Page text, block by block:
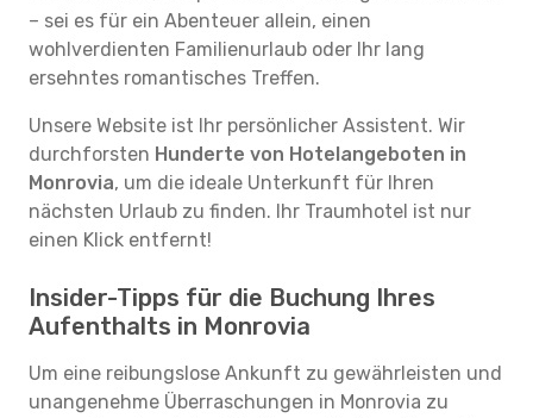
– sei es für ein Abenteuer allein, einen
wohlverdienten Familienurlaub oder Ihr lang
ersehntes romantisches Treffen.
Unsere Website ist Ihr persönlicher Assistent. Wir
durchforsten Hunderte von Hotelangeboten in
Monrovia, um die ideale Unterkunft für Ihren
nächsten Urlaub zu finden. Ihr Traumhotel ist nur
einen Klick entfernt!
Insider-Tipps für die Buchung Ihres
Aufenthalts in Monrovia
Um eine reibungslose Ankunft zu gewährleisten und
unangenehme Überraschungen in Monrovia zu